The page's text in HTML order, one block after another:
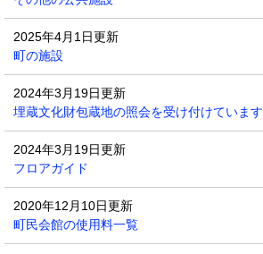
2025年4月1日更新
町の施設
2024年3月19日更新
埋蔵文化財包蔵地の照会を受け付けています
2024年3月19日更新
フロアガイド
2020年12月10日更新
町民会館の使用料一覧